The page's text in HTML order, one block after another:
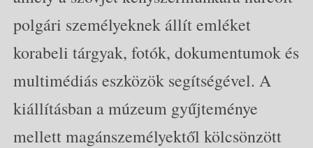
polgári személyeknek állít emléket
korabeli tárgyak, fotók, dokumentumok és
multimédiás eszközök segítségével. A
kiállításban a múzeum gyűjteménye
mellett magánszemélyektől kölcsönzött